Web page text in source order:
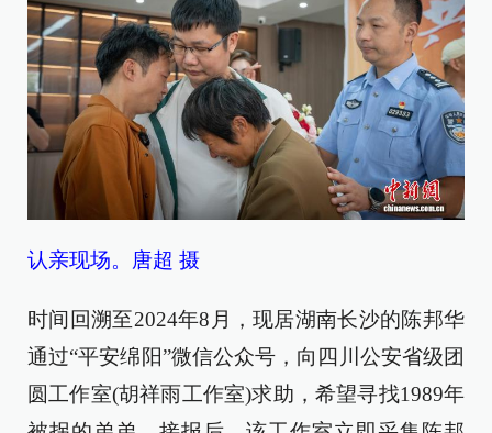
认亲现场。唐超 摄
时间回溯至2024年8月，现居湖南长沙的陈邦华
通过“平安绵阳”微信公众号，向四川公安省级团
圆工作室(胡祥雨工作室)求助，希望寻找1989年